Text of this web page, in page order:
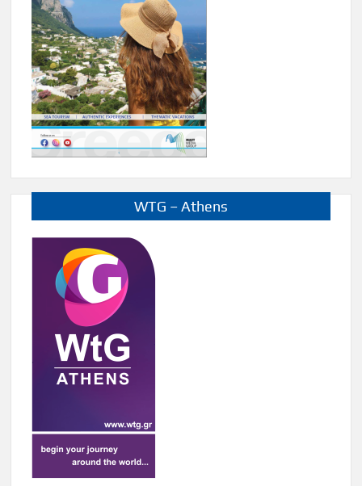
WTG – Athens